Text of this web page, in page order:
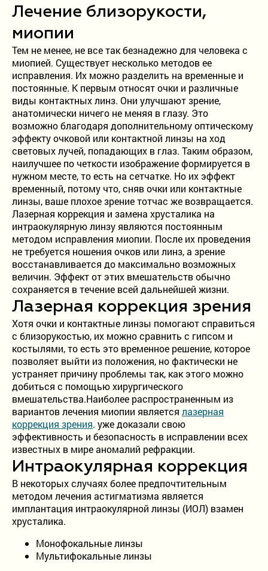
Лечение близорукости,
миопии
Тем не менее, не все так безнадежно для человека с
миопией. Существует несколько методов ее
исправления. Их можно разделить на временные и
постоянные. К первым относят очки и различные
виды контактных линз. Они улучшают зрение,
анатомически ничего не меняя в глазу. Это
возможно благодаря дополнительному оптическому
эффекту очковой или контактной линзы на ход
световых лучей, попадающих в глаз. Таким образом,
наилучшее по четкости изображение формируется в
нужном месте, то есть на сетчатке. Но их эффект
временный, потому что, сняв очки или контактные
линзы, ваше плохое зрение тотчас же возвращается.
Лазерная коррекция и замена хрусталика на
интраокулярную линзу являются постоянным
методом исправления миопии. После их проведения
не требуется ношения очков или линз, а зрение
восстанавливается до максимально возможных
величин. Эффект от этих вмешательств обычно
сохраняется в течение всей дальнейшей жизни.
Лазерная коррекция зрения
Хотя очки и контактные линзы помогают справиться
с близорукостью, их можно сравнить с гипсом и
костылями, то есть это временное решение, которое
позволяет выйти из положения, но фактически не
устраняет причину проблемы так, как этого можно
добиться с помощью хирургического
вмешательства.Наиболее распространенным из
вариантов лечения миопии является лазерная
коррекция зрения. уже доказали свою
эффективность и безопасность в исправлении всех
известных в мире аномалий рефракции.
Интраокулярная коррекция
В некоторых случаях более предпочтительным
методом лечения астигматизма является
имплантация интраокулярной линзы (ИОЛ) взамен
хрусталика.
Монофокальные линзы
Мультифокальные линзы